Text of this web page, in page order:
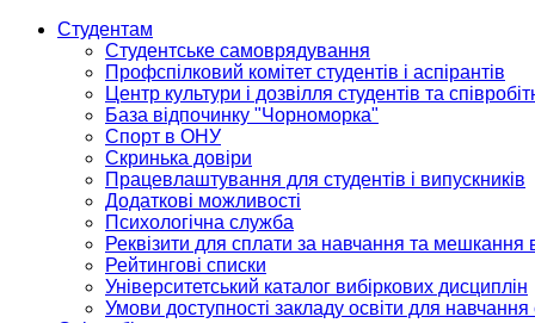
Студентам
Студентське самоврядування
Профспілковий комітет студентів і аспірантів
Центр культури і дозвілля студентів та
База відпочинку "Чорноморка"
Спорт в ОНУ
Скринька довіри
Працевлаштування для студентів і випускників
Додаткові можливості
Психологічна служба
Реквізити для сплати за навчання та мешкання
Рейтингові списки
Університетський каталог вибіркових дисциплін
Умови доступності закладу освіти для